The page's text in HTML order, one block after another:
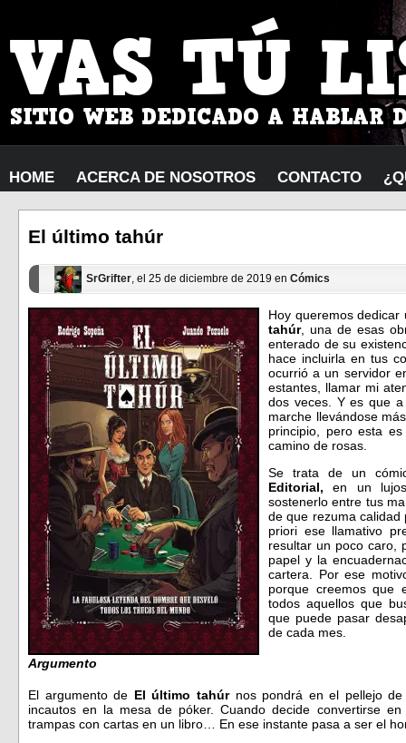
HOME ACERCA DE NOSOTROS CONTACTO
El último tahúr
SrGrifter, el 25 de diciembre de 2019 en Cómics
Hoy queremos
tahúr, una de esas
enterado de su
hace incluirla en tus
ocurrió a un servidor
estantes, llamar mi
dos veces. Y es que
marche llevándose
principio, pero esta
camino de rosas.
Se trata de un
Editorial,en un
sostenerlo entre tus
de que rezuma
priori ese llamativo
resultar un poco caro,
papel y la
cartera. Por ese
porque creemos que
todos aquellos que
que puede pasar
de cada mes.
Argumento
El argumento de El último tahúrnos pondrá en el pellejo de
incautos en la mesa de póker. Cuando decide convertirse
trampas con cartas en un libro… En ese instante pasa a ser el